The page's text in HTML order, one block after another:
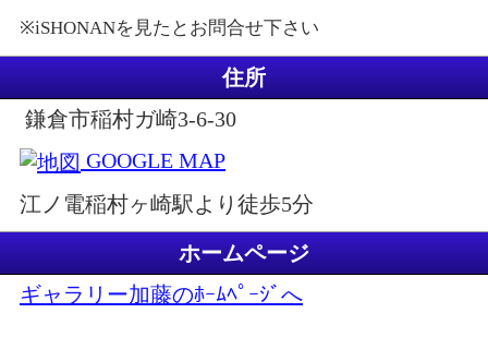
※iSHONANを見たとお問合せ下さい
住所
鎌倉市稲村ガ崎3-6-30
GOOGLE MAP
江ノ電稲村ヶ崎駅より徒歩5分
ホームページ
ギャラリー加藤のﾎｰﾑﾍﾟｰｼﾞへ